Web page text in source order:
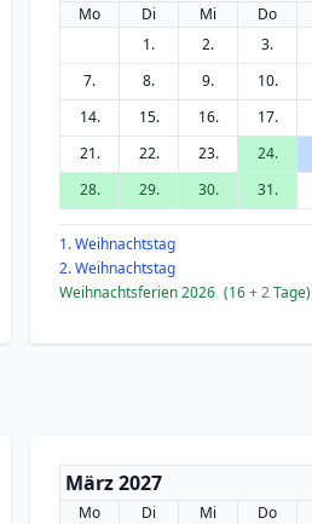
Mo Di Mi Do
1.
2. 3.
7.
8. 9. 10.
14.
15. 16. 17.
21.
22. 23. 24.
28.
29. 30. 31.
1. Weihnachtstag
2. Weihnachtstag
Weihnachtsferien 2026 (16+ 2Tage)
März 2027
Mo Di Mi Do